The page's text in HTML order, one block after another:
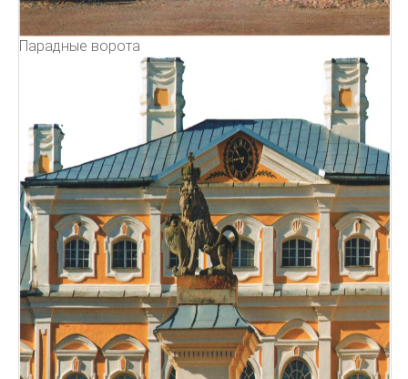
Парадные ворота